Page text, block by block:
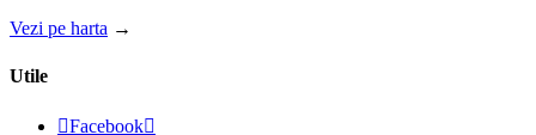
Vezi pe harta →
Utile
Facebook